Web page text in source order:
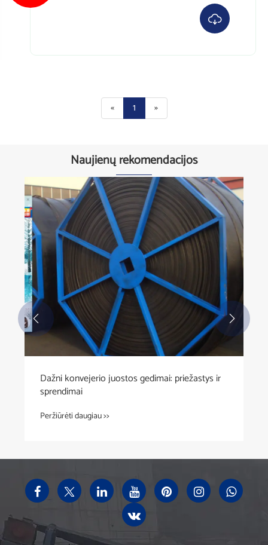

« 1 »
Naujienų rekomendacijos
Dažni konvejerio juostos gedimai: priežastys ir
sprendimai
Peržiūrėti daugiau >>
 